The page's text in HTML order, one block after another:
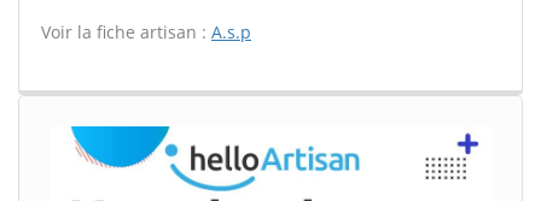
Voir la fiche artisan : A.s.p